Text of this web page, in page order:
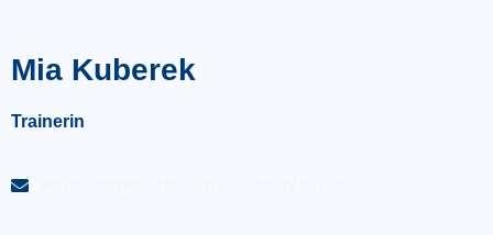
Mia Kuberek
Trainerin